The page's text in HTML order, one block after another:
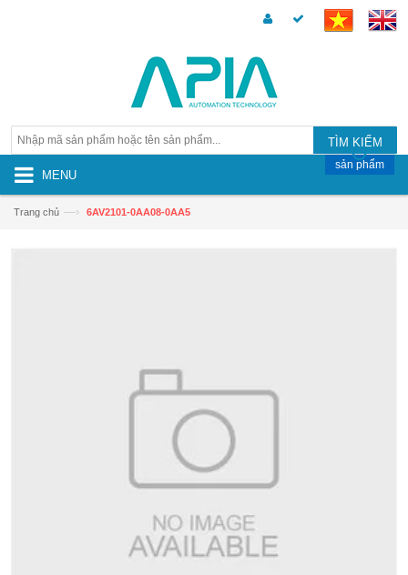
TÌM KIẾM
MENU
sản phẩm
Trang chủ —› 6AV2101-0AA08-0AA5